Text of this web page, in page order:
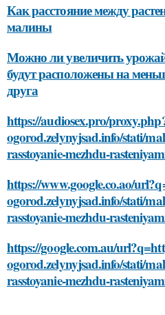
Как расстояние между
малины
Можно ли увеличить
будут расположены на
друга
https://audiosex.pro/
ogorod.zelynyjsad.info/stati/
rasstoyanie-mezhdu-
https://www.google.co.ao/
ogorod.zelynyjsad.info/stati/
rasstoyanie-mezhdu-
https://google.com.au/
ogorod.zelynyjsad.info/stati/
rasstoyanie-mezhdu-